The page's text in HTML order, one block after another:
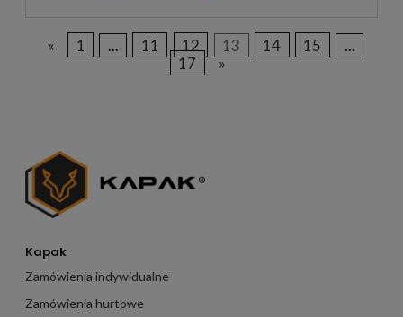
« 1 ... 11 12 13 14 15
...
17
»
Kapak
Zamówienia indywidualne
Zamówienia hurtowe